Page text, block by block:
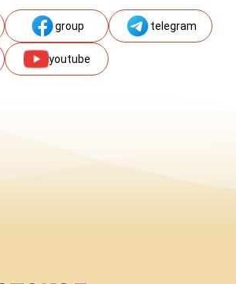
group telegram
youtube